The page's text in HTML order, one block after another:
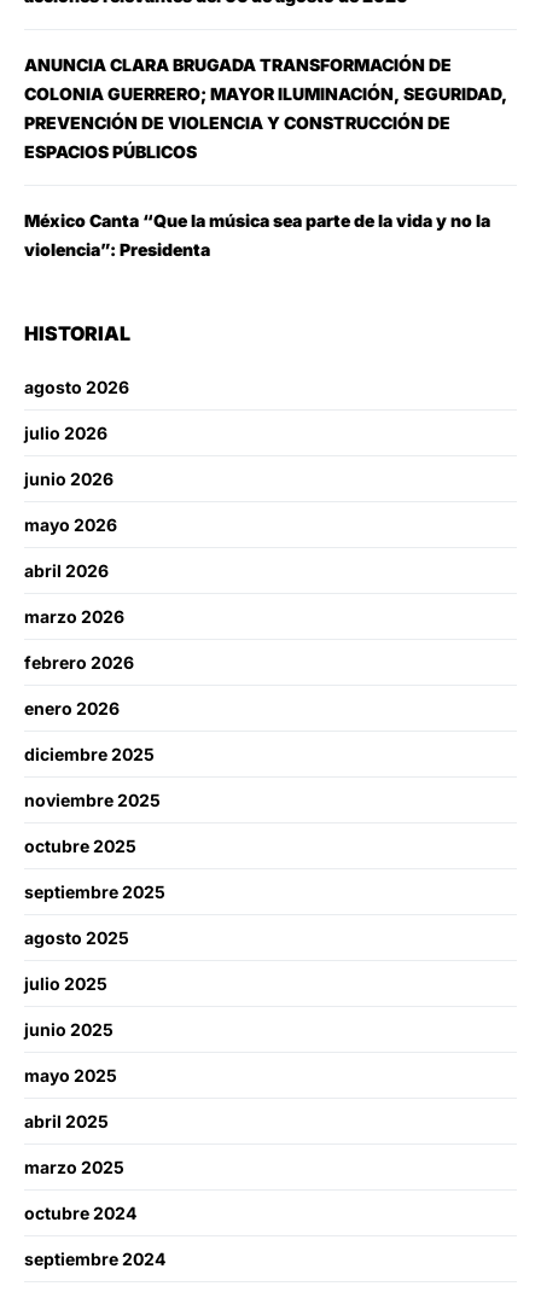
ANUNCIA CLARA BRUGADA TRANSFORMACIÓN DE
COLONIA GUERRERO; MAYOR ILUMINACIÓN, SEGURIDAD,
PREVENCIÓN DE VIOLENCIA Y CONSTRUCCIÓN DE
ESPACIOS PÚBLICOS
México Canta “Que la música sea parte de la vida y no la
violencia”: Presidenta
HISTORIAL
agosto 2026
julio 2026
junio 2026
mayo 2026
abril 2026
marzo 2026
febrero 2026
enero 2026
diciembre 2025
noviembre 2025
octubre 2025
septiembre 2025
agosto 2025
julio 2025
junio 2025
mayo 2025
abril 2025
marzo 2025
octubre 2024
septiembre 2024